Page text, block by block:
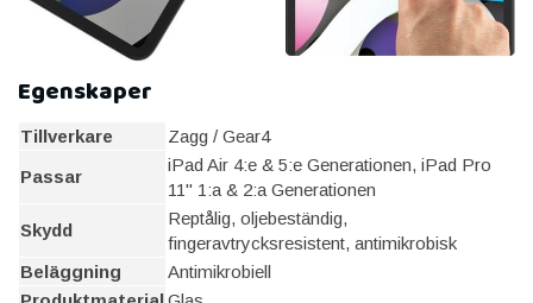
Egenskaper
Tillverkare
Zagg / Gear4
Passar
iPad Air 4:e & 5:e Generationen, iPad Pro
11" 1:a & 2:a Generationen
Skydd
Reptålig, oljebeständig,
fingeravtrycksresistent, antimikrobisk
Beläggning
Antimikrobiell